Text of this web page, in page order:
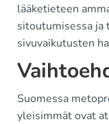
lääketieteen
sitoutumisessa ja
sivuvaikutusten
Suomessa
yleisimmät ovat